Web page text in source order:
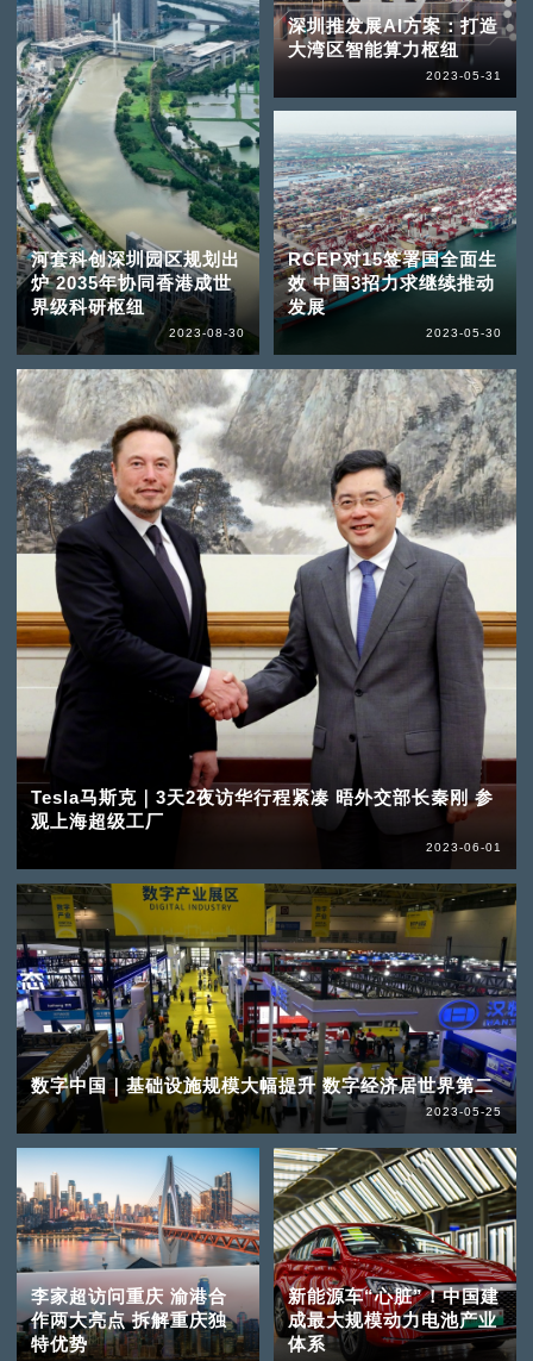
河套科创深圳园区规划出
炉 2035年协同香港成世
界级科研枢纽
2023-08-30
Tesla马斯克｜3天2夜访华行程紧凑 晤外交部长秦刚 参
观上海超级工厂
2023-06-01
深圳推发展AI方案：打造
大湾区智能算力枢纽
2023-05-31
RCEP对15签署国全面生
效 中国3招力求继续推动
发展
2023-05-30
数字中国｜基础设施规模大幅提升 数字经济居世界第二
2023-05-25
李家超访问重庆 渝港合
作两大亮点 拆解重庆独
特优势
新能源车“心脏”！中国建
成最大规模动力电池产业
体系